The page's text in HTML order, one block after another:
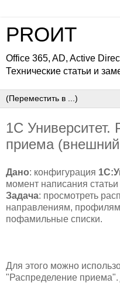
PROИТ
Office 365, AD, Active
Технические статьи и
1С Университет.
приема (внешний
Дано: конфигурация
момент написания статьи
Задача: просмотреть
направлениям,
пофамильные списки.
Для этого можно
"Распределение приема".